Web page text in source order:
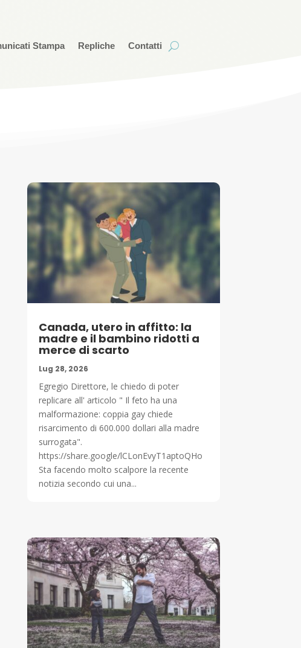
Stampa Repliche Contatti
Canada, utero in affitto: la
madre e il bambino ridotti a
merce di scarto
Lug 28, 2026
Egregio Direttore, le chiedo di poter
replicare all' articolo " Il feto ha una
malformazione: coppia gay chiede
risarcimento di 600.000 dollari alla madre
surrogata".
https://share.google/lCLonEvyT1aptoQHo
Sta facendo molto scalpore la recente
notizia secondo cui una...